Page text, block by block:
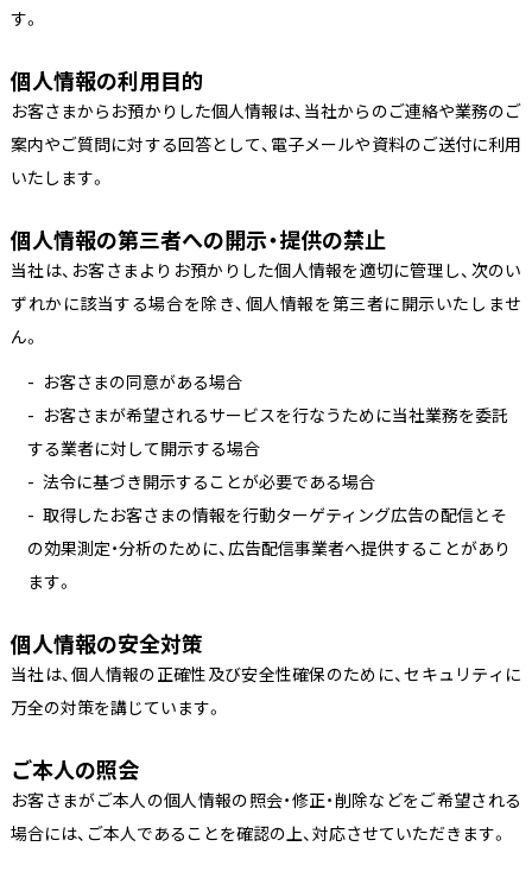
す。
個人情報の利用目的
お客さまからお預かりした個人情報は、当社からのご連絡や業務のご
案内やご質問に対する回答として、電子メールや資料のご送付に利用
いたします。
個人情報の第三者への開示・提供の禁止
当社は、お客さまよりお預かりした個人情報を適切に管理し、次のい
ずれかに該当する場合を除き、個人情報を第三者に開示いたしませ
ん。
お客さまの同意がある場合
お客さまが希望されるサービスを行なうために当社業務を委託
する業者に対して開示する場合
法令に基づき開示することが必要である場合
取得したお客さまの情報を行動ターゲティング広告の配信とそ
の効果測定・分析のために、広告配信事業者へ提供することがあり
ます。
個人情報の安全対策
当社は、個人情報の正確性及び安全性確保のために、セキュリティに
万全の対策を講じています。
ご本人の照会
お客さまがご本人の個人情報の照会・修正・削除などをご希望される
場合には、ご本人であることを確認の上、対応させていただきます。